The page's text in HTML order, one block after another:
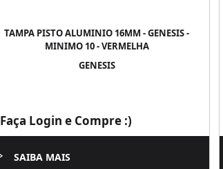
TAMPA PISTO ALUMINIO 16MM - GENESIS -
MINIMO 10 - VERMELHA
GENESIS
Faça Login e Compre :)
SAIBA MAIS